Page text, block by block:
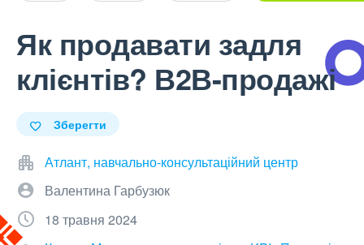
Як продавати задля
клієнтів? В2В-продажі
Зберегти
Атлант, навчально-консультаційний центр
Валентина Гарбузюк
18 травня 2024